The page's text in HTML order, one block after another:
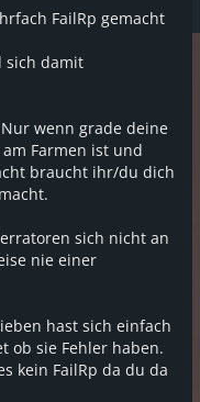
Server ist,
Farmjobs wer
hier an der
/ Auto kaufen /
mit
AK's!
FailRp gemacht
sich damit
wenn grade deine
Farmen ist und
braucht ihr/du dich
sich nicht an
nie einer
hast sich einfach
ob sie Fehler haben.
kein FailRp da du da